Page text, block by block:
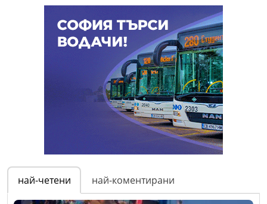
най-четени най-коментирани